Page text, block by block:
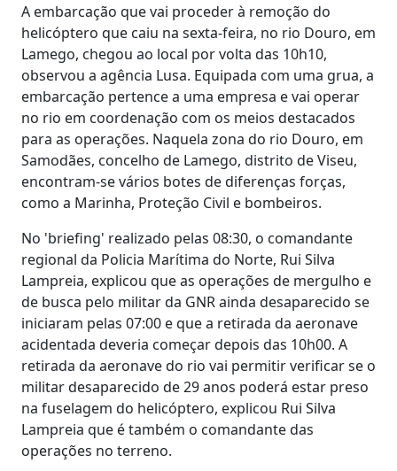
A embarcação que vai proceder à remoção do
helicóptero que caiu na sexta-feira, no rio Douro, em
Lamego, chegou ao local por volta das 10h10,
observou a agência Lusa. Equipada com uma grua, a
embarcação pertence a uma empresa e vai operar
no rio em coordenação com os meios destacados
para as operações. Naquela zona do rio Douro, em
Samodães, concelho de Lamego, distrito de Viseu,
encontram-se vários botes de diferenças forças,
como a Marinha, Proteção Civil e bombeiros.
No 'briefing' realizado pelas 08:30, o comandante
regional da Policia Marítima do Norte, Rui Silva
Lampreia, explicou que as operações de mergulho e
de busca pelo militar da GNR ainda desaparecido se
iniciaram pelas 07:00 e que a retirada da aeronave
acidentada deveria começar depois das 10h00. A
retirada da aeronave do rio vai permitir verificar se o
militar desaparecido de 29 anos poderá estar preso
na fuselagem do helicóptero, explicou Rui Silva
Lampreia que é também o comandante das
operações no terreno.